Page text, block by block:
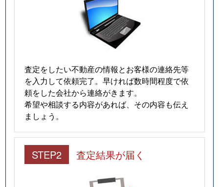
査定をしたい不動産の情報とお客様の連絡先等
を入力して依頼完了。早ければ数時間程度で依
頼をした会社から連絡がきます。
希望や相談する内容があれば、その内容も伝え
ましょう。
STEP2 査定結果が届く